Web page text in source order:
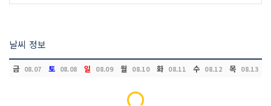
날씨 정보
금 08.07 토 08.08 일 08.09 월 08.10 화 08.11 수 08.12 목 08.13
Loading...